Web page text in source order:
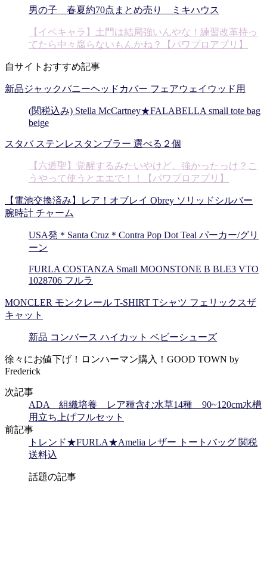
男の子 春夏約70点まとめ売り ミキハウス
【イベキャラ】土門は結局強いんやな！練習改革持っ
てたら中々腐らないもんかね？【パワプロアプリ】
自サイトおすすめ記事
新品ジャックバニーヘッドカバー フェアウェイウッド用
(関税込み) Stella McCartney★FALABELLA small tote bag
beige
スタバ ステンレスタンブラー 選べる２個
【六道聖】覚醒するみたいやけど、強かったっけ？こ
うやって使うとエエで！！【パワプロアプリ】
【電池交換済み】レア！オブレイ Obrey ソリッドシルバー
腕時計 チャーム
USA発＊Santa Cruz＊Contra Pop Dot Teal パーカー/グリ
ーン
FURLA COSTANZA Small MOONSTONE B BLE3 VTO
1028706 フルラ
MONCLER モンクレール T-SHIRT Tシャツ フェリックスザ
キャット
新品 コンバース ハイカット ベビーシューズ
徐々にお値下げ！ロンハーマン購入！GOOD TOWN by
Frederick
次記事
ADA 組織培養 レア種含む水草14種 90~120cm水槽
用立ち上げフルセット
前記事
トレンド★FURLA★Amelia レザー トートバッグ 関税
送料込
話題の記事